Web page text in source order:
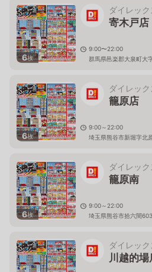
6枚
ダイレック
寄木戸店
9:00〜22:00
群馬県邑楽郡大泉町大
6枚
ダイレック
籠原店
9:00～22:00
埼玉県熊谷市新堀字北
6枚
ダイレック
籠原南
9:00～22:00
埼玉県熊谷市拾六間
ダイレック
川越的場